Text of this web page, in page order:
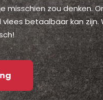
misschien zou denken.
betaalbaar kan zijn.